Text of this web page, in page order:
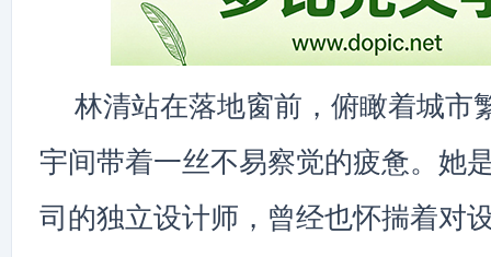
林清站在落地窗前，俯瞰着城市
宇间带着一丝不易察觉的疲惫。她
司的独立设计师，曾经也怀揣着对